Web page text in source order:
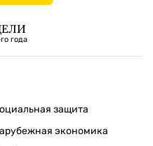
года
защита
экономика